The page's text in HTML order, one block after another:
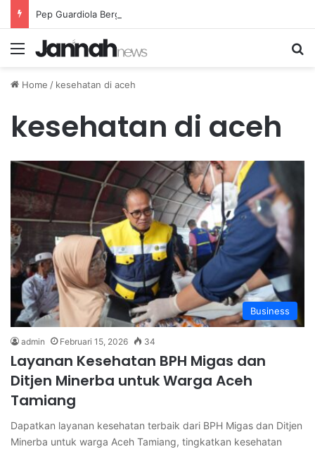
Menu
Home / kesehatan di aceh
kesehatan di aceh
Business
admin Februari 15, 2026 34
Layanan Kesehatan BPH Migas dan
Ditjen Minerba untuk Warga Aceh
Tamiang
Dapatkan layanan kesehatan terbaik dari BPH Migas dan Ditjen
Minerba untuk warga Aceh Tamiang, tingkatkan kesehatan